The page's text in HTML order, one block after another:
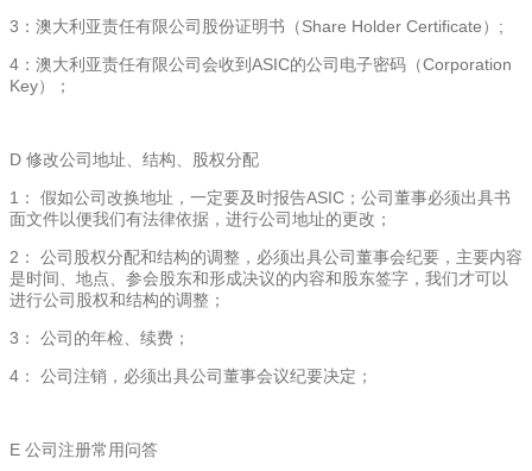
3：澳大利亚责任有限公司股份证明书（Share Holder Certificate）;
4：澳大利亚责任有限公司会收到ASIC的公司电子密码（Corporation
Key）；
D 修改公司地址、结构、股权分配
1： 假如公司改换地址，一定要及时报告ASIC；公司董事必须出具书
面文件以便我们有法律依据，进行公司地址的更改；
2： 公司股权分配和结构的调整，必须出具公司董事会纪要，主要内容
是时间、地点、参会股东和形成决议的内容和股东签字，我们才可以
进行公司股权和结构的调整；
3： 公司的年检、续费；
4： 公司注销，必须出具公司董事会议纪要决定；
E 公司注册常用问答